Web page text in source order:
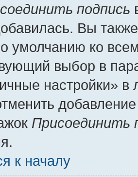
подпись
Вы
умолчанию ко
выбор в
настройки»
Присоединить
к началу